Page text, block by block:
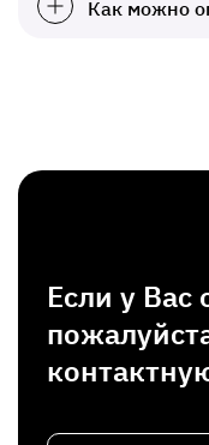
Как можно
Если у Вас